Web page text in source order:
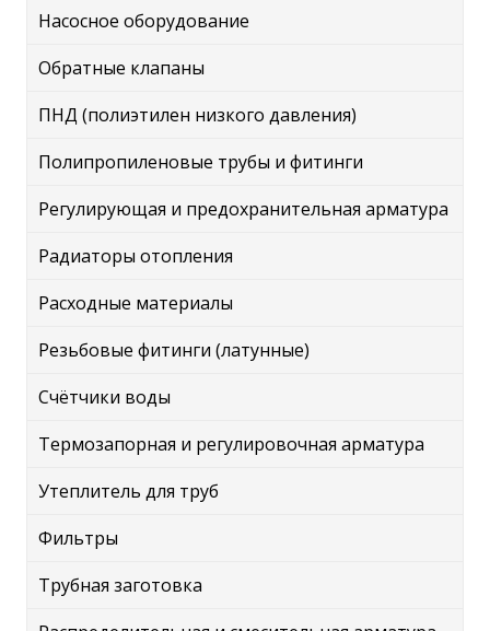
Насосное оборудование
Обратные клапаны
ПНД (полиэтилен низкого давления)
Полипропиленовые трубы и фитинги
Регулирующая и предохранительная арматура
Радиаторы отопления
Расходные материалы
Резьбовые фитинги (латунные)
Счётчики воды
Термозапорная и регулировочная арматура
Утеплитель для труб
Фильтры
Трубная заготовка